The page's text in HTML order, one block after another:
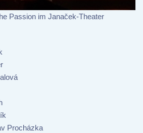
Passion im Janaček-Theater
Procházka